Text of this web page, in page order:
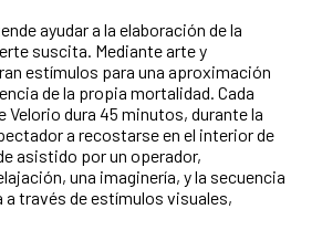
ayudar a la elaboración de la
suscita. Mediante arte y
estímulos para una aproximación
de la propia mortalidad. Cada
Velorio dura 45 minutos, durante la
a recostarse en el interior de
asistido por un operador,
una imaginería, y la secuencia
a través de estímulos visuales,